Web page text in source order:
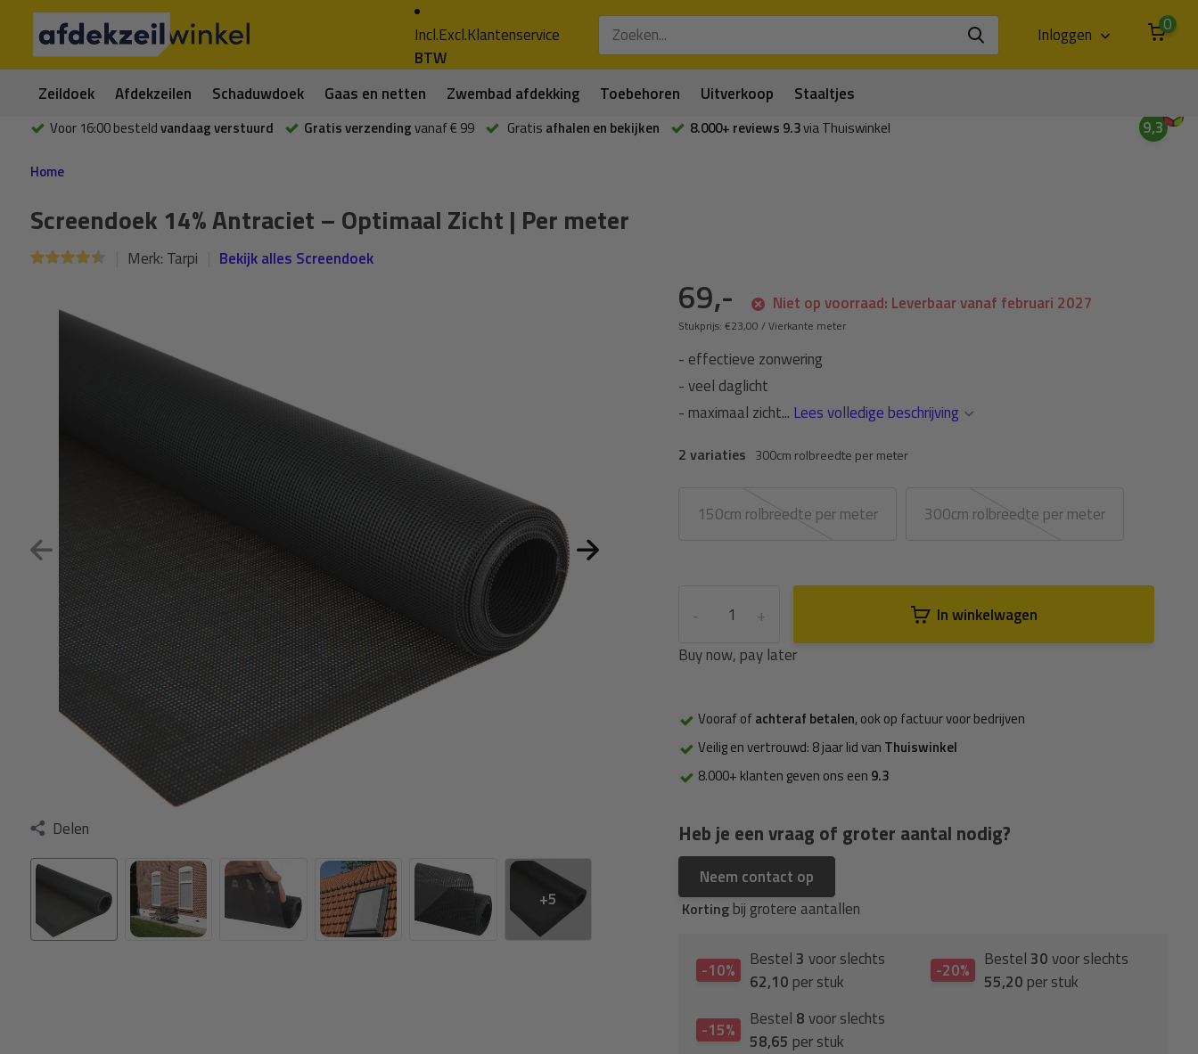
Incl.Excl.
BTW
Klantenservice Inloggen 0
Zeildoek Afdekzeilen Schaduwdoek Gaas en netten Zwembad afdekking Toebehoren Uitverkoop Staaltjes
Voor 16:00 besteldvandaag verstuurd Gratis verzendingvanaf € 99 Gratis afhalen en bekijken 8.000+ reviews 9.3via Thuiswinkel 9,3
Home
Screendoek 14% Antraciet – Optimaal Zicht | Per meter
Merk: Tarpi Bekijk alles Screendoek
Delen
+5
69,- Niet op voorraad: Leverbaar vanaf februari 2027
Stukprijs:€23,00 /Vierkante meter
- effectieve zonwering
- veel daglicht
- maximaal zicht... Lees volledige beschrijving
2 variaties 300cm rolbreedte per meter
150cm rolbreedte per meter 300cm rolbreedte per meter
+
-
In winkelwagen
Buy now, pay later
Vooraf ofachteraf betalen, ook op factuur voor bedrijven
Veilig en vertrouwd: 8 jaar lid van Thuiswinkel
8.000+ klanten geven ons een 9.3
Heb je een vraag of groter aantal nodig?
Neem contact op
Korting bij grotere aantallen
-10% Bestel 3 voor slechts
62,10 per stuk
-15% Bestel 8voor slechts
58,65 per stuk
-20% Bestel 30voor slechts
55,20 per stuk